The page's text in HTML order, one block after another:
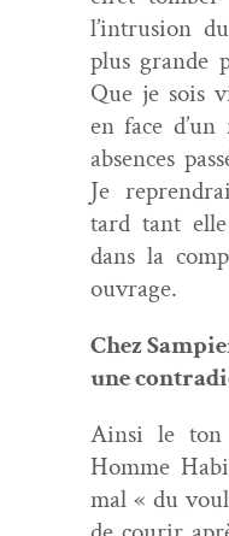
l’intrusion
plus grande
Que je sois
en face
absences
Je
tard tant
dans la
ouvrage.
Chez
une
Ain­si le ton
Homme
mal « du